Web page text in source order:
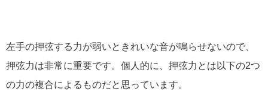
左手の押弦する力が弱いときれいな音が鳴らせないので、
押弦力は非常に重要です。個人的に、押弦力とは以下の2つ
の力の複合によるものだと思っています。